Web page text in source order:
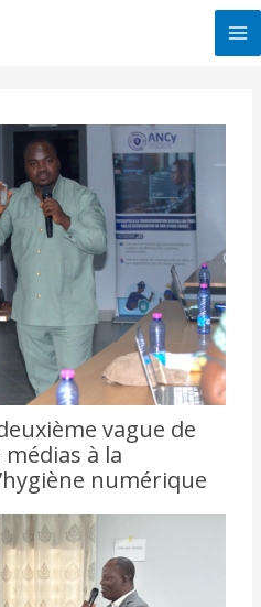
vague de
à la
numérique